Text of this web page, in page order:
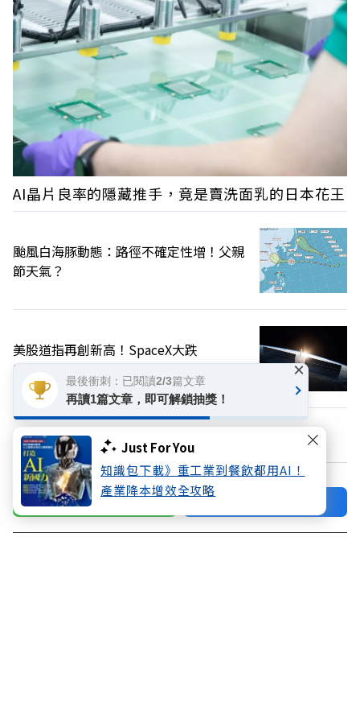
Just For You
知識包下載》重工業到餐飲都用AI！
產業降本增效全攻略
AI晶片良率的隱藏推手，竟是賣洗面乳的日本花王
颱風白海豚動態：路徑不確定性增！父親
節天氣？
美股道指再創新高！SpaceX大跌
13.61%，無畏鉅額開支宣布獨家用輝達
加好友
最後衝刺：已閱讀2/3篇文章
再讀1篇文章，即可解鎖抽獎！
×